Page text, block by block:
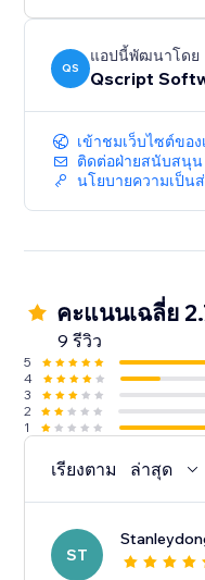
QS
แอปนี้พัฒนาโดย
Qscript
เข้าชมเว็บไซต์ของ
ติดต่อฝ่ายสนับสนุน
นโยบายความเป็น
คะแนนเฉลี่ย
9 รีวิว
5
4
3
2
1
เรียงตาม ล่าสุด
ST